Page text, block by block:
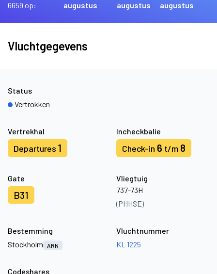
6659 op:
augustus
augustus
augustus
Vluchtgegevens
Vertrekhal
Departures 1
Incheckbalie
Check-in 6 t/m 8
Gate
B31
Vliegtuig
737-73H
(PHHSE)
Status
Vertrokken
Bestemming
Stockholm
ARN
Vluchtnummer
KL 1225
Codeshares